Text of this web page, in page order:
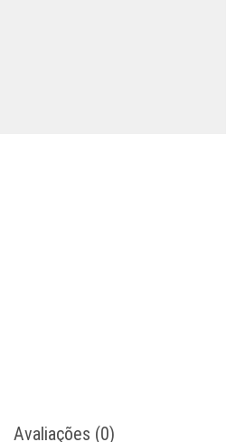
Avaliações (0)